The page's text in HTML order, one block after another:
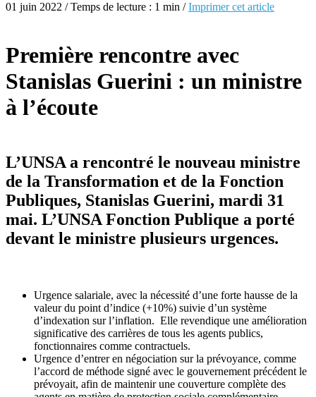
01 juin 2022 / Temps de lecture : 1 min /Imprimer cet article
Première rencontre avec
Stanislas Guerini : un ministre
à l’écoute
L’UNSA a rencontré le nouveau ministre
de la Transformation et de la Fonction
Publiques, Stanislas Guerini, mardi 31
mai. L’UNSA Fonction Publique a porté
devant le ministre plusieurs urgences.
Urgence salariale, avec la nécessité d’une forte hausse de la
valeur du point d’indice (+10%) suivie d’un système
d’indexation sur l’inflation. Elle revendique une amélioration
significative des carrières de tous les agents publics,
fonctionnaires comme contractuels.
Urgence d’entrer en négociation sur la prévoyance, comme
l’accord de méthode signé avec le gouvernement précédent le
prévoyait, afin de maintenir une couverture complète des